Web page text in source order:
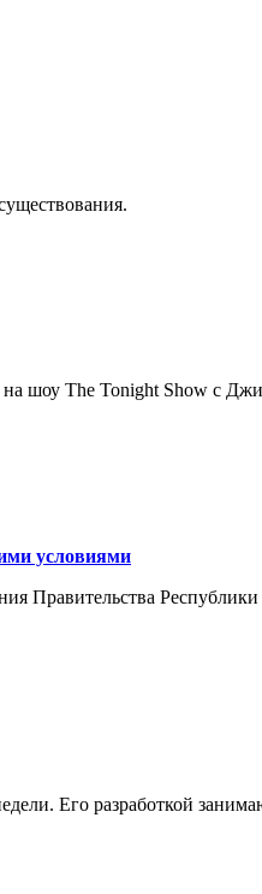
на шоу The Tonight Show с
условиями
Правительства
Его разработкой